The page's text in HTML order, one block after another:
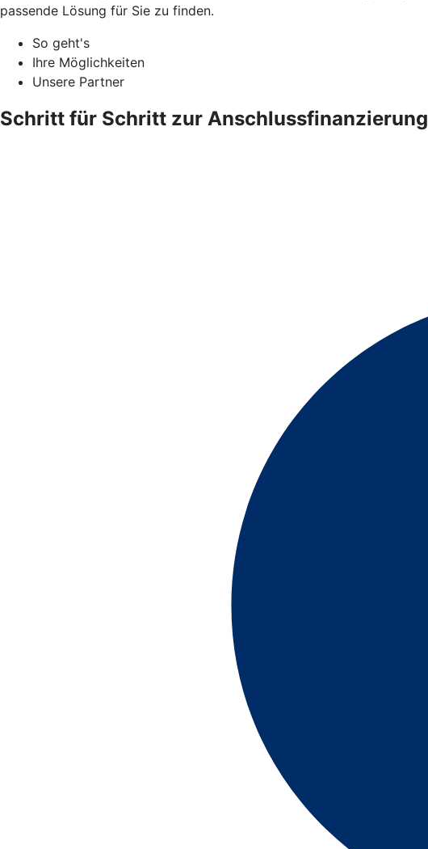
passende Lösung für Sie zu finden.
So geht's
Ihre Möglichkeiten
Unsere Partner
Schritt für Schritt zur Anschlussfinanzierung